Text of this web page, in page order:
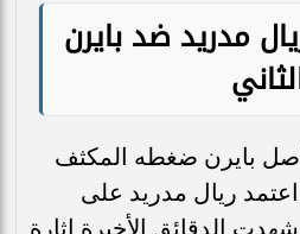
مدريد ضد بايرن
بايرن ضغطه المكثف
اعتمد ريال مدريد على
الدقائق الأخيرة إثارة